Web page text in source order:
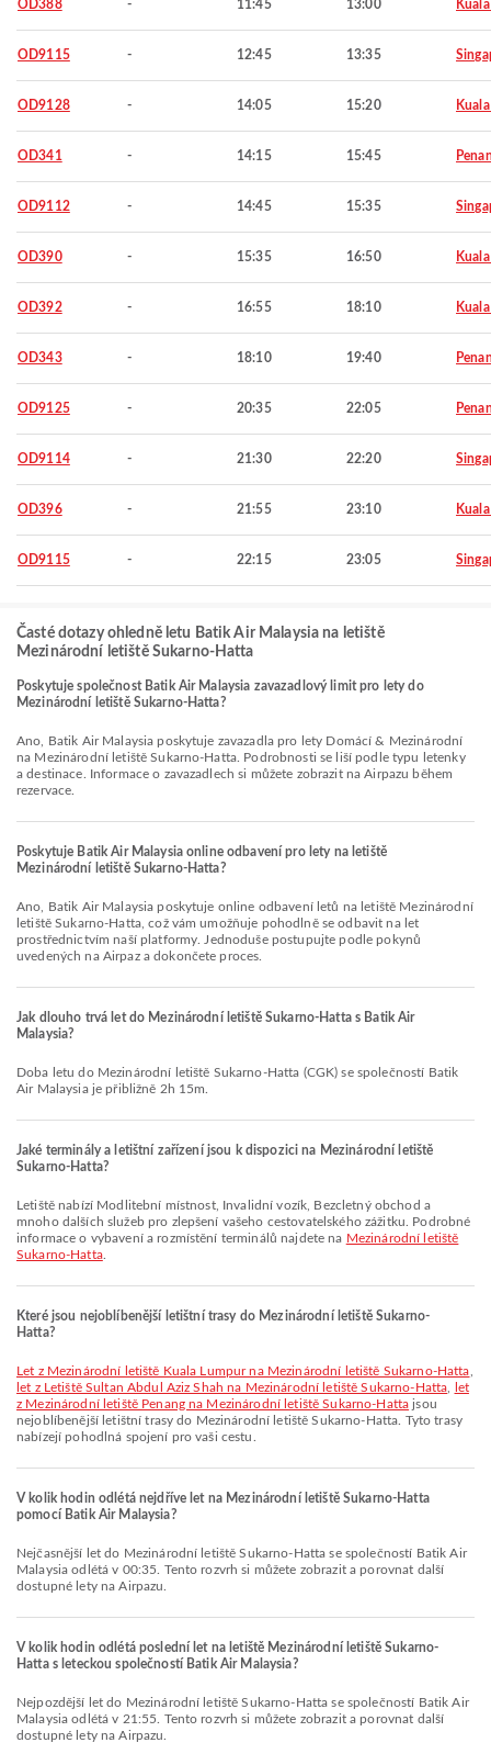
OD388 - 11:45 13:00
OD9115 - 12:45 13:35
OD9128 - 14:05 15:20
OD341 - 14:15 15:45
OD9112 - 14:45 15:35
OD390 - 15:35 16:50
OD392 - 16:55 18:10
OD343 - 18:10 19:40
OD9125 - 20:35 22:05
OD9114 - 21:30 22:20
OD396 - 21:55 23:10
OD9115 - 22:15 23:05
Časté dotazy ohledně letu Batik Air Malaysia na letiště
Mezinárodní letiště Sukarno-Hatta
Poskytuje společnost Batik Air Malaysia zavazadlový limit pro lety do
Mezinárodní letiště Sukarno-Hatta?
Ano, Batik Air Malaysia poskytuje zavazadla pro lety Domácí & Mezinárodní
na Mezinárodní letiště Sukarno-Hatta. Podrobnosti se liší podle typu letenky
a destinace. Informace o zavazadlech si můžete zobrazit na Airpazu během
rezervace.
Poskytuje Batik Air Malaysia online odbavení pro lety na letiště
Mezinárodní letiště Sukarno-Hatta?
Ano, Batik Air Malaysia poskytuje online odbavení letů na letiště Mezinárodní
letiště Sukarno-Hatta, což vám umožňuje pohodlně se odbavit na let
prostřednictvím naší platformy. Jednoduše postupujte podle pokynů
uvedených na Airpaz a dokončete proces.
Jak dlouho trvá let do Mezinárodní letiště Sukarno-Hatta s Batik Air
Malaysia?
Doba letu do Mezinárodní letiště Sukarno-Hatta (CGK) se společností Batik
Air Malaysia je přibližně 2h 15m.
Jaké terminály a letištní zařízení jsou k dispozici na Mezinárodní letiště
Sukarno-Hatta?
Letiště nabízí Modlitební místnost, Invalidní vozík, Bezcletný obchod a
mnoho dalších služeb pro zlepšení vašeho cestovatelského zážitku. Podrobné
informace o vybavení a rozmístění terminálů najdete na Mezinárodní letiště
Sukarno-Hatta.
Které jsou nejoblíbenější letištní trasy do Mezinárodní letiště Sukarno-
Hatta?
let z Mezinárodní letiště Kuala Lumpur na Mezinárodní letiště Sukarno-Hatta
let z Letiště Sultan Abdul Aziz Shah na Mezinárodní letiště Sukarno-Hatta
let
z Mezinárodní letiště Penang na Mezinárodní letiště Sukarno-Hatta jsou
nejoblíbenější letištní trasy do Mezinárodní letiště Sukarno-Hatta. Tyto trasy
nabízejí pohodlná spojení pro vaši cestu.
V kolik hodin odlétá nejdříve let na Mezinárodní letiště Sukarno-Hatta
pomocí Batik Air Malaysia?
Nejčasnější let do Mezinárodní letiště Sukarno-Hatta se společností Batik Air
Malaysia odlétá v 00:35. Tento rozvrh si můžete zobrazit a porovnat další
dostupné lety na Airpazu.
V kolik hodin odlétá poslední let na letiště Mezinárodní letiště Sukarno-
Hatta s leteckou společností Batik Air Malaysia?
Nejpozdější let do Mezinárodní letiště Sukarno-Hatta se společností Batik Air
Malaysia odlétá v 21:55. Tento rozvrh si můžete zobrazit a porovnat další
dostupné lety na Airpazu.